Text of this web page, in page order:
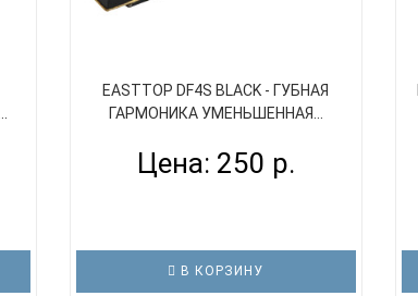
EASTTOP DF4S BLACK - ГУБНАЯ
ГАРМОНИКА УМЕНЬШЕННАЯ...
Цена: 250 р.
В КОРЗИНУ